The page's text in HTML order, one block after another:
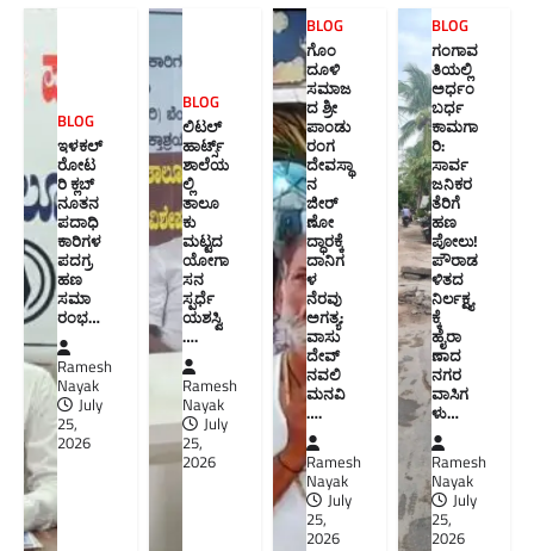
BLOG
ಇಳಕಲ್
ರೋಟ
ರಿ ಕ್ಲಬ್
ನೂತನ‌
ಪದಾಧಿ
ಕಾರಿಗಳ
ಪದಗ್ರ
ಹಣ
ಸಮಾ
ರಂಭ…
Ramesh
Nayak
July
25,
2026
BLOG
ಲಿಟಲ್
ಹಾರ್ಟ್ಸ್
ಶಾಲೆಯ
ಲ್ಲಿ
ತಾಲೂ
ಕು
ಮಟ್ಟದ
ಯೋಗಾ
ಸನ
ಸ್ಪರ್ಧೆ
ಯಶಸ್ವಿ
….
Ramesh
Nayak
July
25,
2026
BLOG
ಗೊಂ
ದೂಳಿ
ಸಮಾಜ
ದ ಶ್ರೀ
ಪಾಂಡು
ರಂಗ
ದೇವಸ್ಥಾ
ನ
ಜೀರ್
ಣೋ
ದ್ಧಾರಕ್ಕೆ
ದಾನಿಗ
ಳ
ನೆರವು
ಅಗತ್ಯ:
ವಾಸು
ದೇವ್
ನವಲಿ
ಮನವಿ​
….
Ramesh
Nayak
July
25,
2026
BLOG
ಗಂಗಾವ
ತಿಯಲ್ಲಿ
ಅರ್ಧಂ
ಬರ್ಧ
ಕಾಮಗಾ
ರಿ:
ಸಾರ್ವ
ಜನಿಕರ
ತೆರಿಗೆ
ಹಣ
ಪೋಲು!
ಪೌರಾಡ
ಳಿತದ
ನಿರ್ಲಕ್ಷ್ಯ
ಕ್ಕೆ
ಹೈರಾ
ಣಾದ
ನಗರ
ವಾಸಿಗ
ಳು​…
Ramesh
Nayak
July
25,
2026